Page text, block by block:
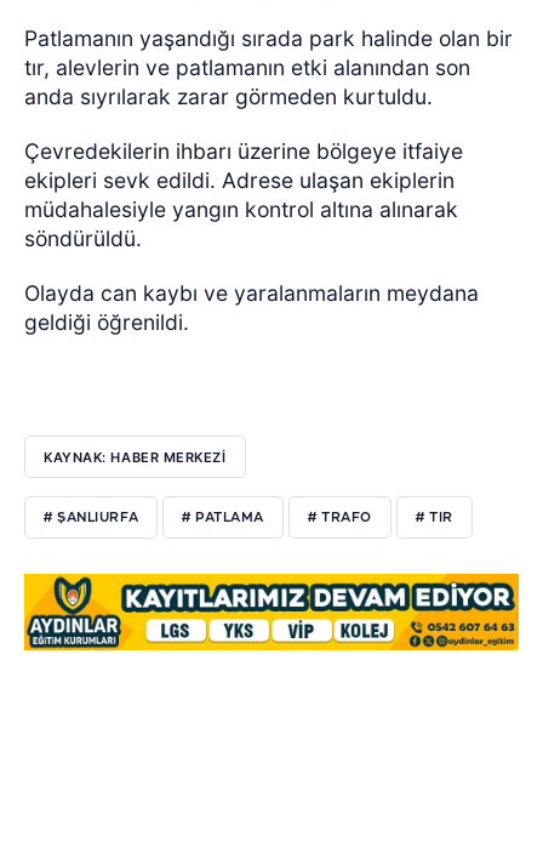
Patlamanın yaşandığı sırada park halinde olan bir
tır, alevlerin ve patlamanın etki alanından son
anda sıyrılarak zarar görmeden kurtuldu.
Çevredekilerin ihbarı üzerine bölgeye itfaiye
ekipleri sevk edildi. Adrese ulaşan ekiplerin
müdahalesiyle yangın kontrol altına alınarak
söndürüldü.
Olayda can kaybı ve yaralanmaların meydana
geldiği öğrenildi.
KAYNAK: HABER MERKEZİ
# ŞANLIURFA # PATLAMA # TRAFO # TIR